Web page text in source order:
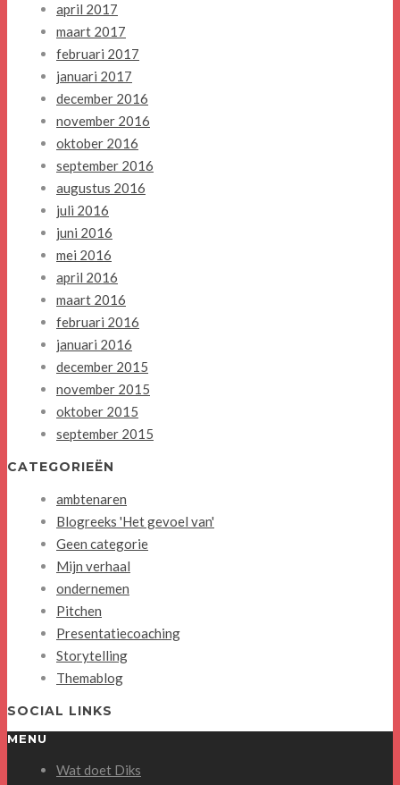
april 2017
maart 2017
februari 2017
januari 2017
december 2016
november 2016
oktober 2016
september 2016
augustus 2016
juli 2016
juni 2016
mei 2016
april 2016
maart 2016
februari 2016
januari 2016
december 2015
november 2015
oktober 2015
september 2015
CATEGORIEËN
ambtenaren
Blogreeks 'Het gevoel van'
Geen categorie
Mijn verhaal
ondernemen
Pitchen
Presentatiecoaching
Storytelling
Themablog
SOCIAL LINKS
MENU
Wat doet Diks